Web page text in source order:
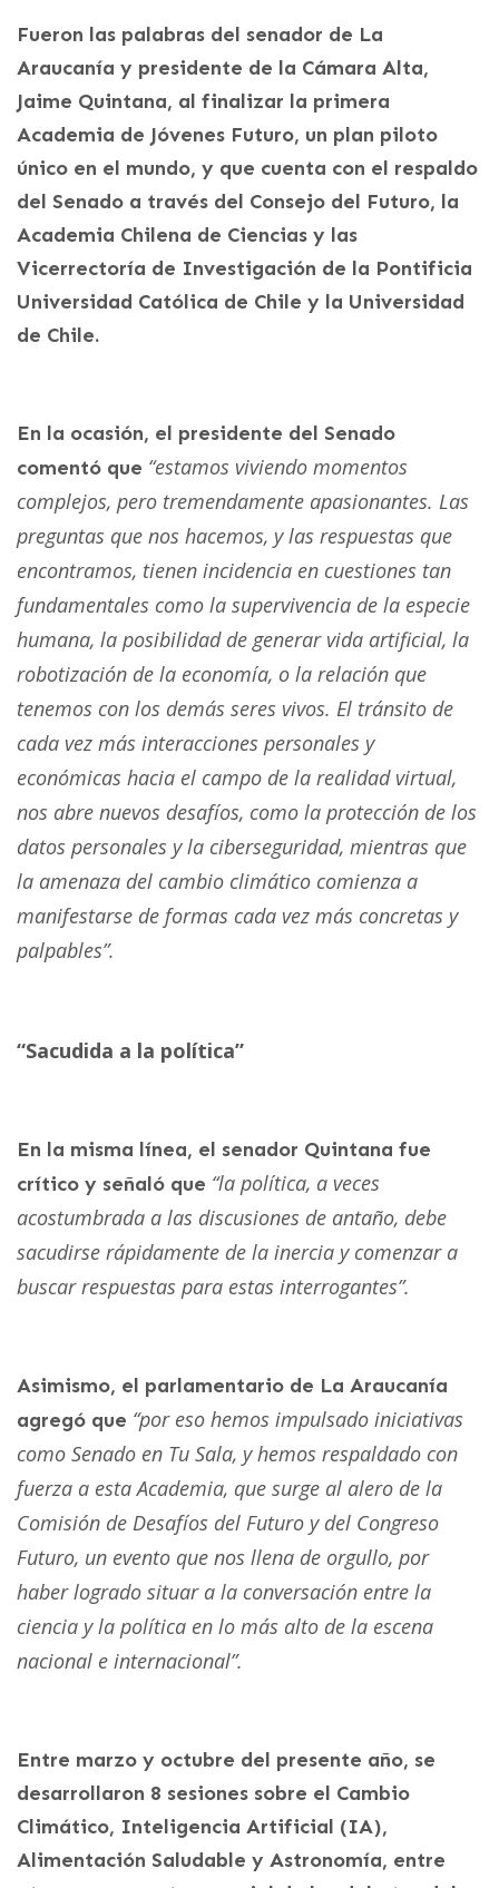
Fueron las palabras del senador de La
Araucanía y presidente de la Cámara Alta,
Jaime Quintana, al finalizar la primera
Academia de Jóvenes Futuro, un plan piloto
único en el mundo, y que cuenta con el respaldo
del Senado a través del Consejo del Futuro, la
Academia Chilena de Ciencias y las
Vicerrectoría de Investigación de la Pontificia
Universidad Católica de Chile y la Universidad
de Chile.
En la ocasión, el presidente del Senado
comentó que “estamos viviendo momentos
complejos, pero tremendamente apasionantes. Las
preguntas que nos hacemos, y las respuestas que
encontramos, tienen incidencia en cuestiones tan
fundamentales como la supervivencia de la especie
humana, la posibilidad de generar vida artificial, la
robotización de la economía, o la relación que
tenemos con los demás seres vivos. El tránsito de
cada vez más interacciones personales y
económicas hacia el campo de la realidad virtual,
nos abre nuevos desafíos, como la protección de los
datos personales y la ciberseguridad, mientras que
la amenaza del cambio climático comienza a
manifestarse de formas cada vez más concretas y
palpables”.
“Sacudida a la política”
En la misma línea, el senador Quintana fue
crítico y señaló que “la política, a veces
acostumbrada a las discusiones de antaño, debe
sacudirse rápidamente de la inercia y comenzar a
buscar respuestas para estas interrogantes”.
Asimismo, el parlamentario de La Araucanía
agregó que “por eso hemos impulsado iniciativas
como Senado en Tu Sala, y hemos respaldado con
fuerza a esta Academia, que surge al alero de la
Comisión de Desafíos del Futuro y del Congreso
Futuro, un evento que nos llena de orgullo, por
haber logrado situar a la conversación entre la
ciencia y la política en lo más alto de la escena
nacional e internacional”.
Entre marzo y octubre del presente año, se
desarrollaron 8 sesiones sobre el Cambio
Climático, Inteligencia Artificial (IA),
Alimentación Saludable y Astronomía, entre